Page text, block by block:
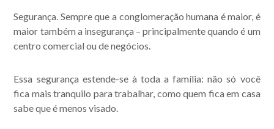
Segurança. Sempre que a conglomeração humana é maior, é
maior também a insegurança – principalmente quando é um
centro comercial ou de negócios.
Essa segurança estende-se à toda a família: não só você
fica mais tranquilo para trabalhar, como quem fica em casa
sabe que é menos visado.